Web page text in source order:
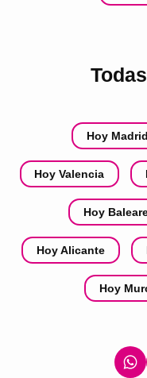
Hoy Madrid
Hoy Valencia
Hoy
Hoy Alicante
Hoy